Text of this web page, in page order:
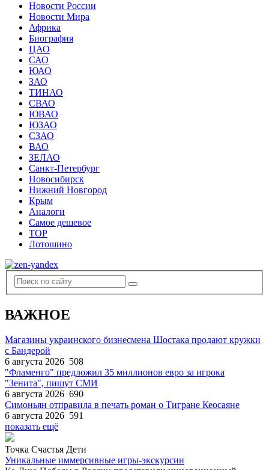
Новости России
Новости Мира
Африка
Биография
ЦАО
САО
ЮАО
ЗАО
ТИНАО
СВАО
ЮВАО
ЮЗАО
СЗАО
ВАО
ЗЕЛАО
Санкт-Петербург
Новосибирск
Нижний Новгород
Крым
Аналоги
Самое дешевое
TOP
Лотошино
ВАЖНОЕ
Магазины украинского бизнесмена Шостака продают кружки
с Бандерой
6 августа 2026 508
"Фламенго" предложил 35 миллионов евро за игрока
"Зенита", пишут СМИ
6 августа 2026 690
Симоньян отправила в печать роман о Тигране Кеосаяне
6 августа 2026 591
показать ещё
Точка Счастья Дети
Уникальные иммерсивные игры-экскурсии